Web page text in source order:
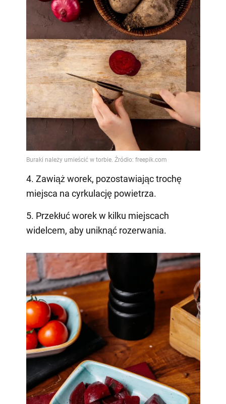
4. Zawiąż worek, pozostawiając trochę
miejsca na cyrkulację powietrza.
5. Przekłuć worek w kilku miejscach
widelcem, aby uniknąć rozerwania.